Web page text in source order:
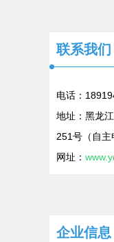
联系我们
电话：
地址：黑龙
251号（自主
网址：
企业信息